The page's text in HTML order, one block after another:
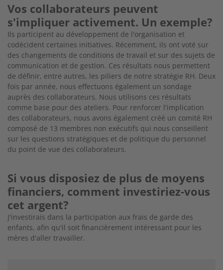
Vos collaborateurs peuvent
s'impliquer activement. Un exemple?
Ils participent au développement de l'organisation et
codécident certaines initiatives. Récemment, ils ont voté sur
des changements de conditions de travail et sur des sujets de
communication et de gestion. Ces résultats nous permettent
de définir, entre autres, les piliers de notre stratégie RH. Deux
fois par année, nous effectuons également un sondage
auprès des collaborateurs. Nous utilisons ces résultats
comme base pour des ateliers. Pour renforcer l'implication
des collaborateurs, nous avons également créé un comité RH
composé de 13 membres non exécutifs qui nous conseillent
sur les questions stratégiques et de politique du personnel
du point de vue des collaborateurs.
Si vous disposiez de plus de moyens
financiers, comment investiriez-vous
cet argent?
J'investirais dans la participation aux frais de garde des
enfants, afin qu'il soit financièrement intéressant pour les
mères d'aller travailler.